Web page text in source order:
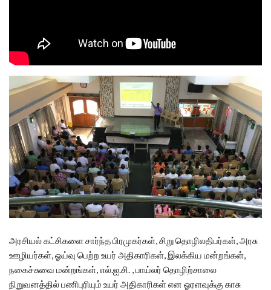
அரசியல் கட்சிகளை சார்ந்த பிரமுகர்கள், சிறு தொழிலதிபர்கள், அரசு
ஊழியர்கள், ஓய்வு பெற்ற உயர் அதிகாரிகள், இலக்கிய மன்றங்கள்,
நகைச்சுவை மன்றங்கள், எல்.ஐ.சி. , பாய்லர் தொழிற்சாலை
நிறுவனத்தில் பணிபுரியும் உயர் அதிகாரிகள் என ஓரளவுக்கு காசு